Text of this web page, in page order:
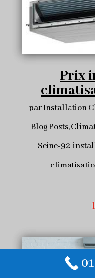
Prix
parInstallation
Blog Posts,
Seine-92,